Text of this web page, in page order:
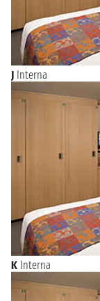
J Interna
K Interna